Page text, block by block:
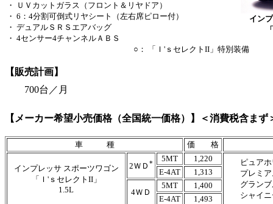
・
ＵＶカットガラス（フロント＆リヤドア）
・ 6：4分割可倒式リヤシート（左右席ピロー付）
・ デュアルＳＲＳエアバッグ
・ 4センサー4チャンネルＡＢＳ
イン
○： 「Ｉ'ｓセレクトII」特別装備
【販売計画】
700台／月
【メーカー希望小売価格（全国統一価格）】＜消費税含まず
車 種 価 格
インプレッサ スポーツワゴン
「Ｉ'ｓセレクトII」
1.5L
2ＷＤ * 5MT 1,220
ピュアホ
プレミア
グランブ
シャイニ
E-4AT 1,313
4ＷＤ
5MT
1,400
E-4AT
1,493